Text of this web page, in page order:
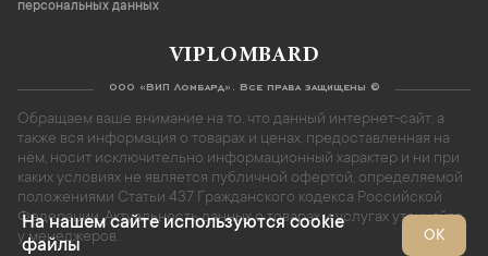
персональных данных
VIPLOMBARD
ООО «ВИП Ломбард». Все права защищены ©
Обращаем ваше внимание на то, что данный интернет-сайт, а
также вся информация о товарах и ценах, предоставленная на
нём, носит исключительно информационный характер и ни при
каких условиях не является публичной офертой, определяемой
положениями Статьи 437 Гражданского кодекса Российской
Федерации. Актуальность данных о товарах и услугах уточняйте
у менеджеров.
На нашем сайте используются cookie
файлы
ОК